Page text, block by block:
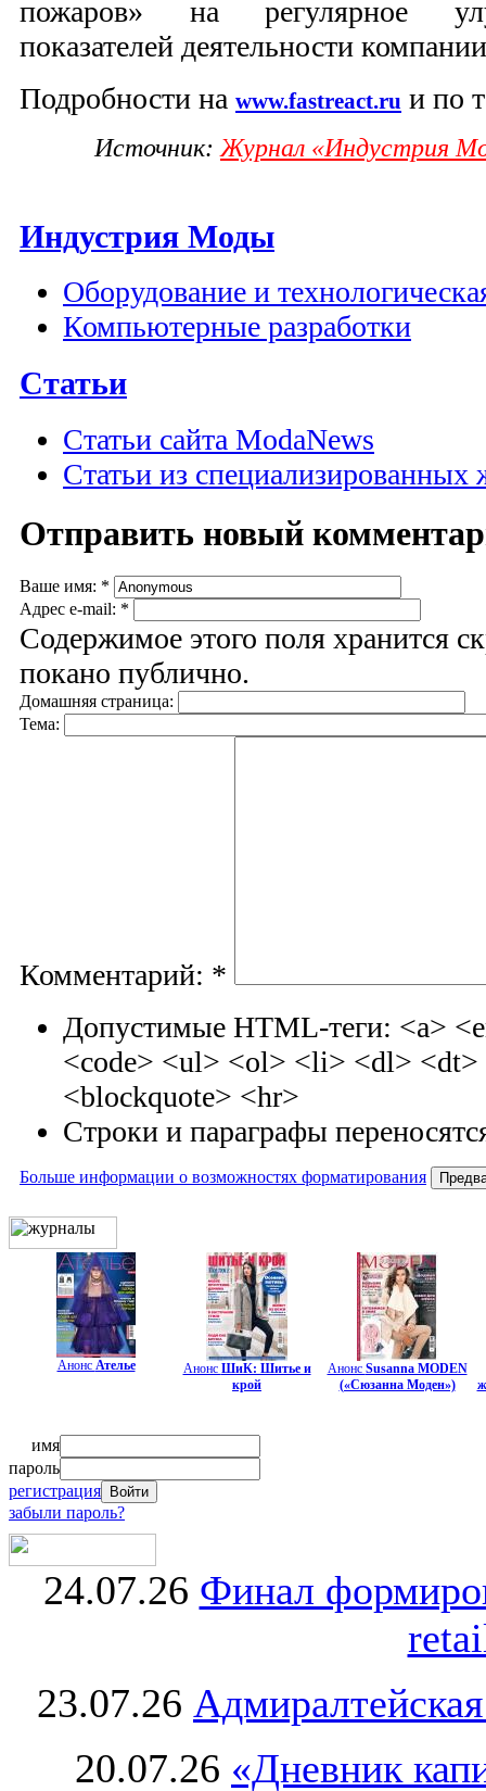
пожаров» на регулярное
показателей деятельности
Подробности на www.fastreact.ru и по
Источник: Журнал «Индустрия
Индустрия Моды
Оборудование и
Компьютерные разработки
Статьи
Статьи сайта ModaNews
Статьи из специализированных
Отправить новый
Ваше имя: *
Адрес e-mail: *
Содержимое этого поля хранится
покано публично.
Домашняя страница:
Тема:
Комментарий: *
Допустимые HTML-теги: <a>
<code> <ul> <ol> <li> <dl> <dt>
<blockquote> <hr>
Строки и параграфы
Больше информации о возможностях форматирования
Анонс Ателье Анонс ШиК: Шитье и
крой
Анонс Susanna MODEN
(«Сюзанна Моден»)
имя
пароль
регистрация
забыли пароль?
24.07.26 Финал
23.07.26
20.07.26 «Дневник